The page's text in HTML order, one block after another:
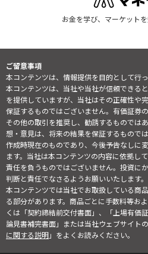
お金を学び、マーケット
ご留意事項
本コンテンツは、情報提供を目的として行っ
本コンテンツは、当社や当社が信頼できる
を提供していますが、当社はその正確性や
保証するものではございません。有価証券
その他の取引を推奨し、勧誘するものでは
想・意見は、将来の結果を保証するもので
作成時現在のものであり、今後予告なしに
ます。当社は本コンテンツの内容に依拠し
責任を負うものではございません。投資に
判断と責任でなさるようお願いいたします。
本コンテンツでは当社でお取扱している商
る部分があります。商品ごとに手数料等お
くは「契約締結前交付書面」、「上場有価
論見書補完書面」または当社ウェブサイト
に関する説明」をよくお読みください。